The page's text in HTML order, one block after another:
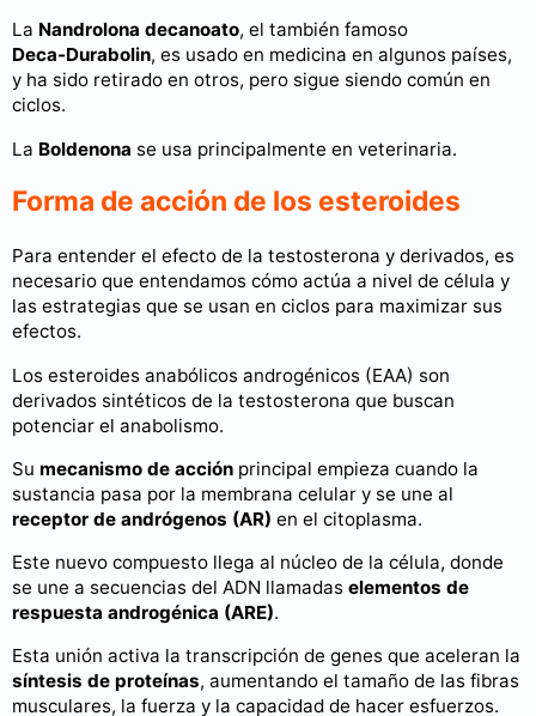
La Nandrolona decanoato, el también famoso
Deca‑Durabolin, es usado en medicina en algunos países,
y ha sido retirado en otros, pero sigue siendo común en
ciclos.
La Boldenona se usa principalmente en veterinaria.
Forma de acción de los esteroides
Para entender el efecto de la testosterona y derivados, es
necesario que entendamos cómo actúa a nivel de célula y
las estrategias que se usan en ciclos para maximizar sus
efectos.
Los esteroides anabólicos androgénicos (EAA) son
derivados sintéticos de la testosterona que buscan
potenciar el anabolismo.
Su mecanismo de acción principal empieza cuando la
sustancia pasa por la membrana celular y se une al
receptor de andrógenos (AR) en el citoplasma.
Este nuevo compuesto llega al núcleo de la célula, donde
se une a secuencias del ADN llamadas elementos de
respuesta androgénica (ARE).
Esta unión activa la transcripción de genes que aceleran la
síntesis de proteínas, aumentando el tamaño de las fibras
musculares, la fuerza y la capacidad de hacer esfuerzos.